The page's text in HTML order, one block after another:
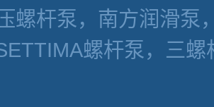
螺杆泵，南方润滑泵
螺杆泵，三